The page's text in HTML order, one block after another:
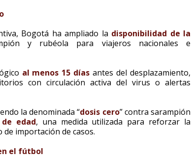
Bogotá ha ampliado la disponibilidad de la
y rubéola para viajeros nacionales e
al menos 15 días antes del desplazamiento,
con circulación activa del virus o alertas
la denominada “dosis cero” contra sarampión
edad, una medida utilizada para reforzar la
importación de casos.
el fútbol